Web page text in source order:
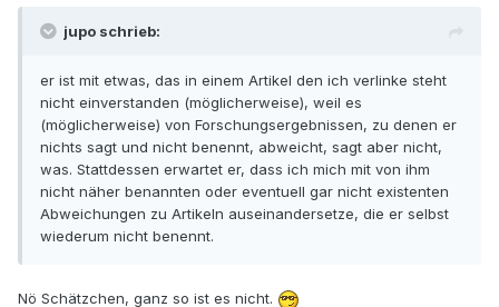
jupo schrieb:
er ist mit etwas, das in einem Artikel den ich verlinke steht
nicht einverstanden (möglicherweise), weil es
(möglicherweise) von Forschungsergebnissen, zu denen er
nichts sagt und nicht benennt, abweicht, sagt aber nicht,
was. Stattdessen erwartet er, dass ich mich mit von ihm
nicht näher benannten oder eventuell gar nicht existenten
Abweichungen zu Artikeln auseinandersetze, die er selbst
wiederum nicht benennt.
Nö Schätzchen, ganz so ist es nicht.